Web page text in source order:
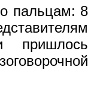
пальцам: 8
пришлось